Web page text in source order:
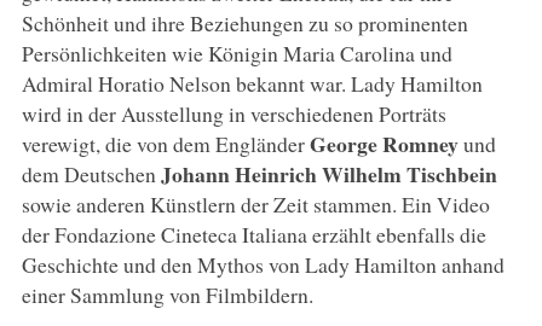
Schönheit und ihre Beziehungen zu so prominenten
Persönlichkeiten wie Königin Maria Carolina und
Admiral Horatio Nelson bekannt war. Lady Hamilton
wird in der Ausstellung in verschiedenen Porträts
verewigt, die von dem EngländerGeorge Romneyund
dem Deutschen Johann Heinrich Wilhelm Tischbein
sowie anderen Künstlern der Zeit stammen. Ein Video
der Fondazione Cineteca Italiana erzählt ebenfalls die
Geschichte und den Mythos von Lady Hamilton anhand
einer Sammlung von Filmbildern.